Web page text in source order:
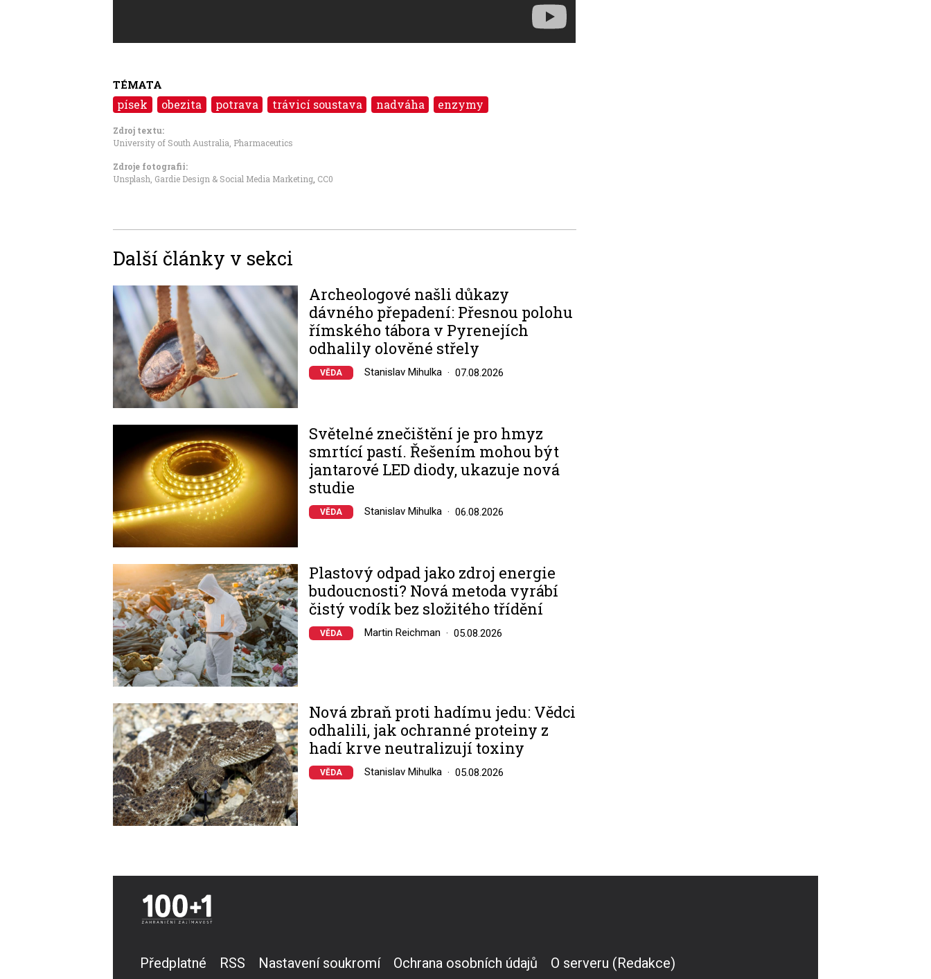
TÉMATA
písek obezita potrava trávicí soustava nadváha enzymy
Zdroj textu:
University of South Australia Pharmaceutics
Zdroje fotografii:
Unsplash, Gardie Design & Social Media Marketing CC0
Další články v sekci
Image
Archeologové našli důkazy
dávného přepadení: Přesnou polohu
římského tábora v Pyrenejích
odhalily olověné střely
VĚDA Stanislav Mihulka 07.08.2026
Světelné znečištění je pro hmyz
smrtící pastí. Řešením mohou být
jantarové LED diody, ukazuje nová
studie
VĚDA Stanislav Mihulka 06.08.2026
Image
Plastový odpad jako zdroj energie
budoucnosti? Nová metoda vyrábí
čistý vodík bez složitého třídění
VĚDA Martin Reichman 05.08.2026
Image
Nová zbraň proti hadímu jedu: Vědci
odhalili, jak ochranné proteiny z
hadí krve neutralizují toxiny
VĚDA Stanislav Mihulka 05.08.2026
Předplatné RSS Nastavení soukromí Ochrana osobních údajů O serveru (Redakce)